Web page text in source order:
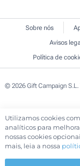
Sobre nós
Avisos
Política de
© 2026 Gift Campaign
Utilizamos cookies
analíticos para
nossas cookies
mais, leia a nossa